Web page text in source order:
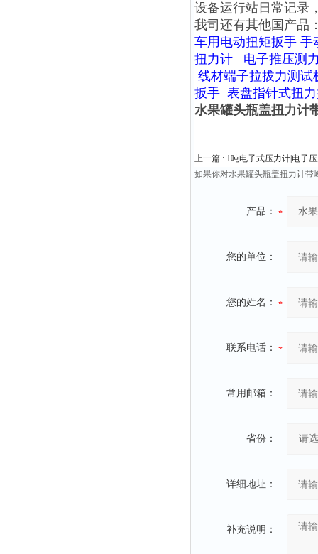
设备运行站日常记录
我司还有其他国产品
车用电动扭矩扳手 手
扭力计
电子推压测
线材端子拉拔力测试
扳手 表盘指针式扭
水果罐头瓶盖扭力计
上一篇 : 1吨电子式压力计|电子
如果你对水果罐头瓶盖扭力计带
产品：
您的单位：
您的姓名：
联系电话：
常用邮箱：
省份：
详细地址：
补充说明：